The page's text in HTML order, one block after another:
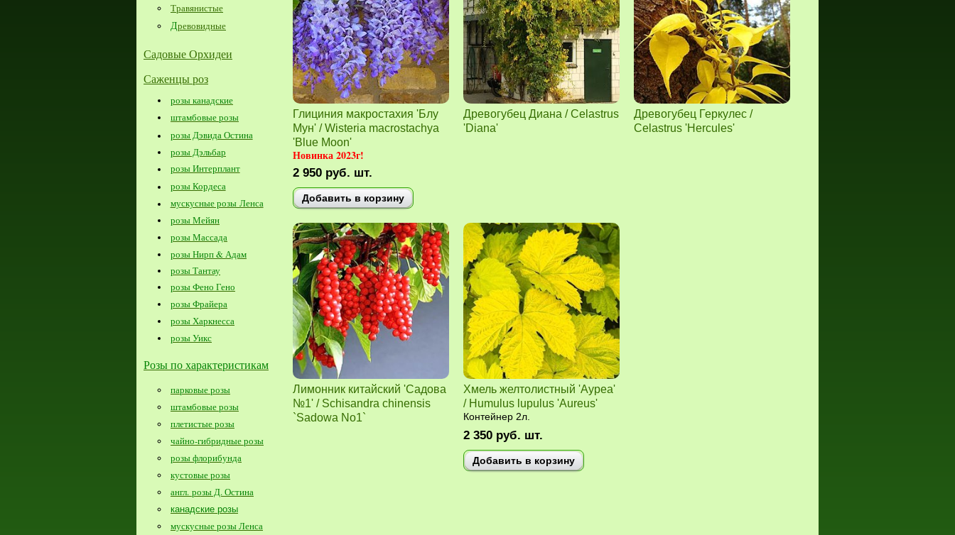
Травянистые
Древовидные
Садовые Орхидеи
Саженцы роз
розы канадские
штамбовые розы
розы Дэвида Остина
розы Дэльбар
розы Интерплант
розы Кордеса
мускусные розы Ленса
розы Мейян
розы Массада
розы Нирп & Адам
розы Тантау
розы Фено Гено
розы Фрайера
розы Харкнесса
розы Уикс
Розы по характеристикам
парковые розы
штамбовые розы
плетистые розы
чайно-гибридные розы
розы флорибунда
кустовые розы
англ. розы Д. Остина
канадские розы
мускусные розы Ленса
Глициния макростахия 'Блу
Мун' / Wisteria macrostachya
'Blue Moon'
Новинка 2023г!
2 950 руб. шт.
Добавить в корзину
Древогубец Диана / Celastrus
'Diana'
Древогубец Геркулес /
Celastrus 'Hercules'
Лимонник китайский 'Садова
№1' / Schisandra chinensis
`Sadowa No1`
Хмель желтолистный 'Ауреа'
/ Humulus lupulus 'Aureus'
Контейнер 2л.
2 350 руб. шт.
Добавить в корзину